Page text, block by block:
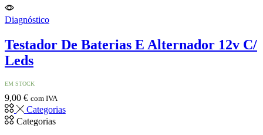
Diagnóstico
Testador De Baterias E Alternador 12v C/
Leds
EM STOCK
9,00 € com IVA
Categorias
Categorias